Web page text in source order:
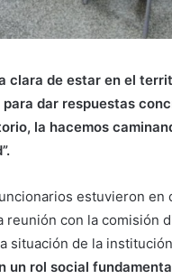
clara de estar en el
dar respuestas
la hacemos
estuvieron
reunión con la comisión
situación de la
un rol social